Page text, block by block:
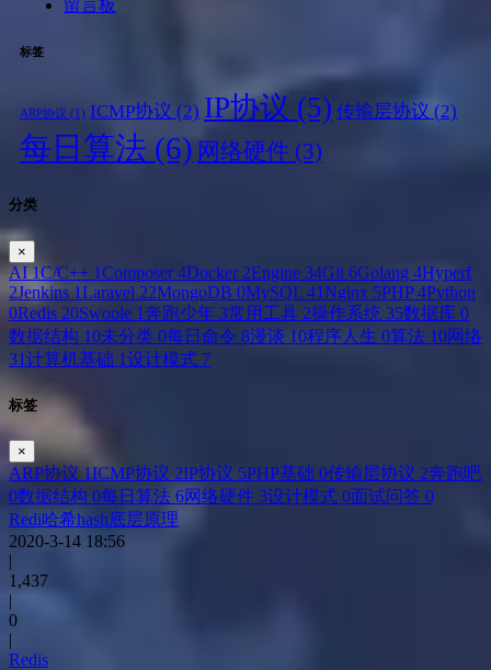
留言板
标签
ARP协议 (1) ICMP协议 (2) IP协议 (5) 传输层协议 (2)
每日算法 (6) 网络硬件 (3)
分类
×
AI1C/C++ 1Composer4Docker 2Engine 34Git 6Golang 4Hyperf
2Jenkins 1Laravel 22MongoDB 0MySQL 41Nginx 5PHP4Python
0Redis 20Swoole 1奔跑少年 3常用工具 2操作系统 35数据库 0
数据结构 10未分类 0每日命令 8漫谈 10程序人生 0算法 10网络
31计算机基础 1设计模式 7
标签
×
ARP协议 1ICMP协议 2IP协议 5PHP基础 0传输层协议 2奔跑吧
0数据结构 0每日算法 6网络硬件 3设计模式 0面试问答 0
Redi哈希hash底层原理
2020-3-14 18:56
|
1,437
|
0
|
Redis